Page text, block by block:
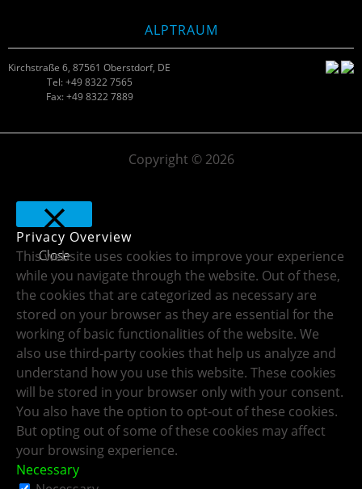
ALPTRAUM
Kirchstraße 6, 87561 Oberstdorf, DE
Tel: +49 8322 7565
Fax: +49 8322 7889
Copyright © 2026
Close
Privacy Overview
This website uses cookies to improve your experience
while you navigate through the website. Out of these,
the cookies that are categorized as necessary are
stored on your browser as they are essential for the
working of basic functionalities of the website. We
also use third-party cookies that help us analyze and
understand how you use this website. These cookies
will be stored in your browser only with your consent.
You also have the option to opt-out of these cookies.
But opting out of some of these cookies may affect
your browsing experience.
Necessary